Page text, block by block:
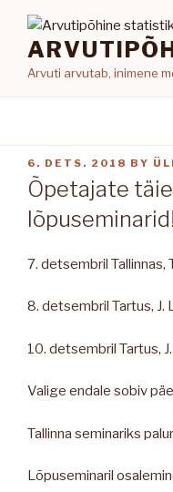
content
Arvuti arvutab, inimene
POSTED
ON
6. DETS. 2018 BY
Õpetajate
lõpuseminarid!
7. detsembril Tallinnas,
8. detsembril Tartus, J.
10. detsembril Tartus,
Valige endale sobiv
Tallinna seminariks
Lõpuseminaril